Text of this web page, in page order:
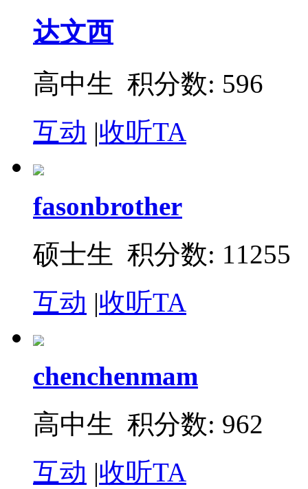
达文西
高中生 积分数: 596
互动 |收听TA
fasonbrother
硕士生 积分数: 11255
互动 |收听TA
chenchenmam
高中生 积分数: 962
互动 |收听TA